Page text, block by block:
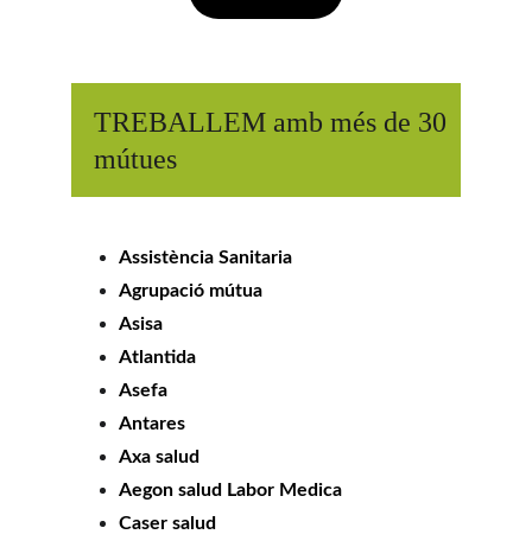
TREBALLEM amb més de 30
mútues
Assistència Sanitaria
Agrupació mútua
Asisa
Atlantida
Asefa
Antares
Axa salud
Aegon salud Labor Medica
Caser salud